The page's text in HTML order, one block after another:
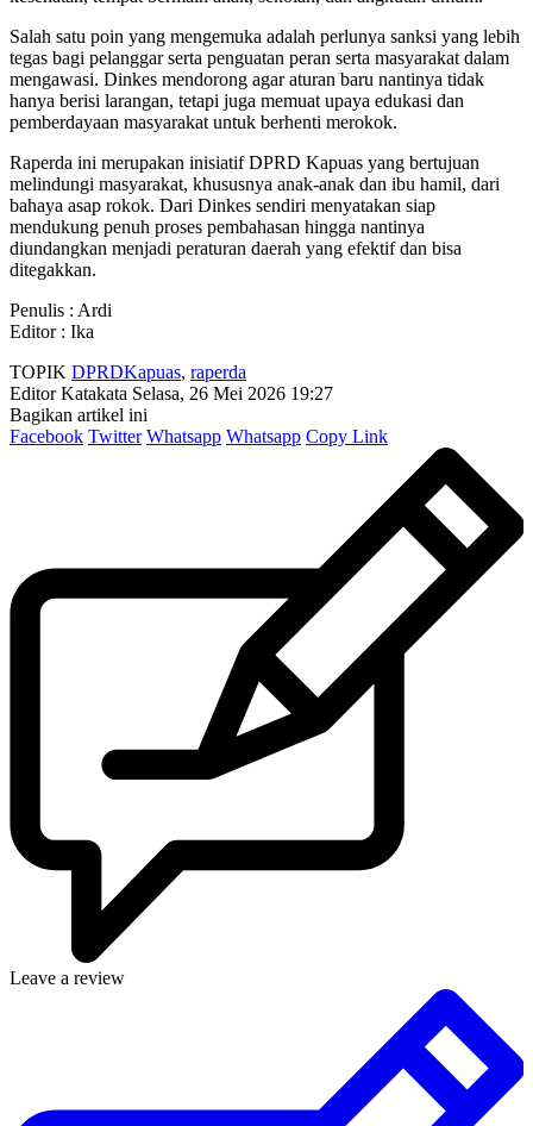
Salah satu poin yang mengemuka adalah perlunya sanksi yang lebih
tegas bagi pelanggar serta penguatan peran serta masyarakat dalam
mengawasi. Dinkes mendorong agar aturan baru nantinya tidak
hanya berisi larangan, tetapi juga memuat upaya edukasi dan
pemberdayaan masyarakat untuk berhenti merokok.
Raperda ini merupakan inisiatif DPRD Kapuas yang bertujuan
melindungi masyarakat, khususnya anak-anak dan ibu hamil, dari
bahaya asap rokok. Dari Dinkes sendiri menyatakan siap
mendukung penuh proses pembahasan hingga nantinya
diundangkan menjadi peraturan daerah yang efektif dan bisa
ditegakkan.
Penulis : Ardi
Editor : Ika
TOPIK DPRDKapuas, raperda
Editor Katakata Selasa, 26 Mei 2026 19:27
Bagikan artikel ini
Facebook Twitter Whatsapp Whatsapp Copy Link
Leave a review